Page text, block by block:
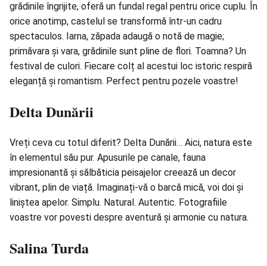
grădinile îngrijite, oferă un fundal regal pentru orice cuplu. În
orice anotimp, castelul se transformă într-un cadru
spectaculos. Iarna, zăpada adaugă o notă de magie;
primăvara și vara, grădinile sunt pline de flori. Toamna? Un
festival de culori. Fiecare colț al acestui loc istoric respiră
eleganță și romantism. Perfect pentru pozele voastre!
Delta Dunării
Vreți ceva cu totul diferit? Delta Dunării… Aici, natura este
în elementul său pur. Apusurile pe canale, fauna
impresionantă și sălbăticia peisajelor creează un decor
vibrant, plin de viață. Imaginați-vă o barcă mică, voi doi și
liniștea apelor. Simplu. Natural. Autentic. Fotografiile
voastre vor povesti despre aventură și armonie cu natura.
Salina Turda